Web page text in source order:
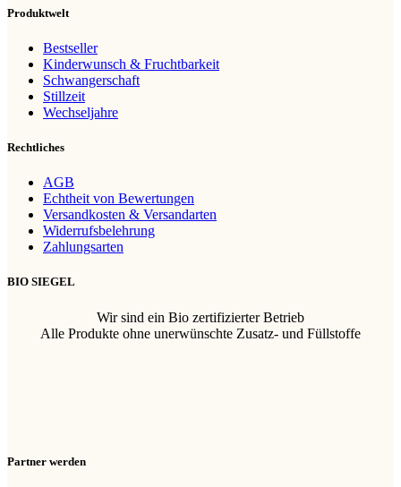
Produktwelt
Bestseller
Kinderwunsch & Fruchtbarkeit
Schwangerschaft
Stillzeit
Wechseljahre
Rechtliches
AGB
Echtheit von Bewertungen
Versandkosten & Versandarten
Widerrufsbelehrung
Zahlungsarten
BIO SIEGEL
Wir sind ein Bio zertifizierter Betrieb
Alle Produkte ohne unerwünschte Zusatz- und Füllstoffe
Partner werden